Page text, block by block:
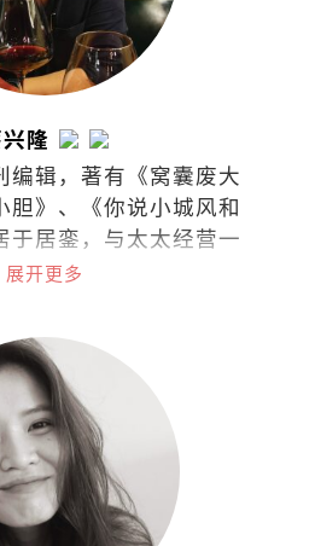
隆
编辑，著有《窝囊废大
胆》、《你说小城风和
于居銮，与太太经营一
的咖啡馆，偶尔和伙
展开更多